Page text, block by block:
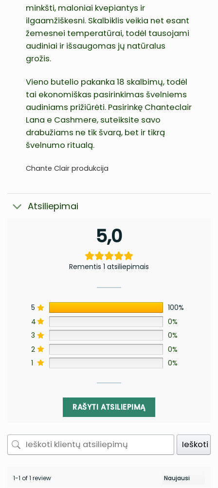
minkšti, maloniai kvepiantys ir
ilgaamžiškesni. Skalbiklis veikia net esant
žemesnei temperatūrai, todėl tausojami
audiniai ir išsaugomas jų natūralus
grožis.
Vieno butelio pakanka 18 skalbimų, todėl
tai ekonomiškas pasirinkimas švelniems
audiniams prižiūrėti. Pasirinkę Chanteclair
Lana e Cashmere, suteiksite savo
drabužiams ne tik švarą, bet ir tikrą
švelnumo ritualą.
Chante Clair produkcija
Atsiliepimai
5,0
Rementis 1 atsiliepimais
5
100%
4
0%
3
0%
2
0%
1
0%
RAŠYTI ATSILIEPIMĄ
Ieškoti
1-1 of 1 review